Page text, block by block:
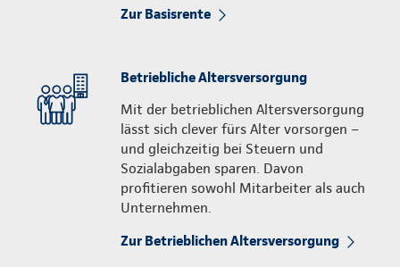
Zur Basisrente
Betriebliche Altersversorgung
Mit der betrieblichen Altersversorgung
lässt sich clever fürs Alter vorsorgen –
und gleichzeitig bei Steuern und
Sozialabgaben sparen. Davon
profitieren sowohl Mitarbeiter als auch
Unternehmen.
Zur Betrieblichen Altersversorgung